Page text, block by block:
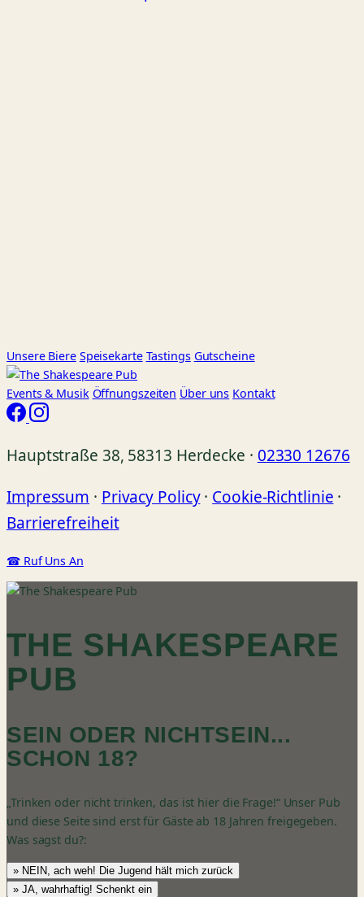
Unsere Biere Speisekarte Tastings Gutscheine
Events& Musik Öffnungszeiten Über uns Kontakt
Hauptstraße 38, 58313 Herdecke · 02330 12676
Impressum · Privacy Policy· Cookie-Richtlinie ·
Barrierefreiheit
☎ Ruf Uns An
THE SHAKESPEARE
PUB
SEIN ODER NICHTSEIN...
SCHON 18?
„Trinken oder nicht trinken, das ist hier die Frage!“ Unser Pub
und diese Seite sind erst für Gäste ab 18 Jahren freigegeben.
Was sagst du?:
» NEIN, ach weh! Die Jugend hält mich zurück
» JA, wahrhaftig! Schenkt ein